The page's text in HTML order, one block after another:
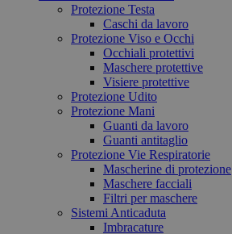
Protezione Testa
Caschi da lavoro
Protezione Viso e Occhi
Occhiali protettivi
Maschere protettive
Visiere protettive
Protezione Udito
Protezione Mani
Guanti da lavoro
Guanti antitaglio
Protezione Vie Respiratorie
Mascherine di protezione
Maschere facciali
Filtri per maschere
Sistemi Anticaduta
Imbracature